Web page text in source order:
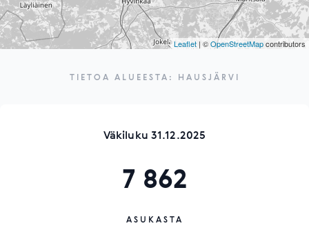
Leaflet | ©OpenStreetMapcontributors
TIETOA ALUEESTA: HAUSJÄRVI
Väkiluku 31.12.2025
7 862
ASUKASTA